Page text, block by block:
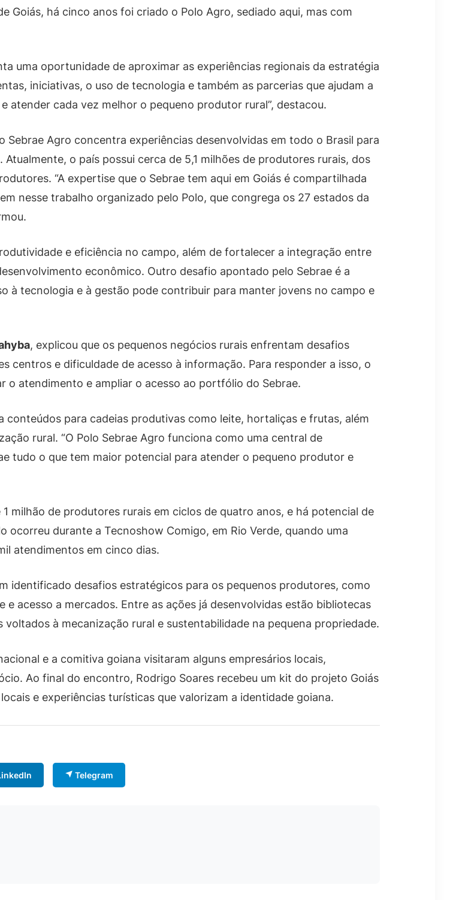
Goiás, há cinco anos foi criado o Polo Agro, sediado aqui, mas com
uma oportunidade de aproximar as experiências regionais da estratégia
iniciativas, o uso de tecnologia e também as parcerias que ajudam a
atender cada vez melhor o pequeno produtor rural”, destacou.
Sebrae Agro concentra experiências desenvolvidas em todo o Brasil para
o país possui cerca de 5,1 milhões de produtores rurais, dos
“A expertise que o Sebrae tem aqui em Goiás é compartilhada
nesse trabalho organizado pelo Polo, que congrega os 27 estados da
e eficiência no campo, além de fortalecer a integração entre
econômico. Outro desafio apontado pelo Sebrae é a
à tecnologia e à gestão pode contribuir para manter jovens no campo e
, explicou que os pequenos negócios rurais enfrentam desafios
centros e dificuldade de acesso à informação. Para responder a isso, o
o atendimento e ampliar o acesso ao portfólio do Sebrae.
para cadeias produtivas como leite, hortaliças e frutas, além
rural. “O Polo Sebrae Agro funciona como uma central de
tudo o que tem maior potencial para atender o pequeno produtor e
milhão de produtores rurais em ciclos de quatro anos, e há potencial de
ocorreu durante a Tecnoshow Comigo, em Rio Verde, quando uma
atendimentos em cinco dias.
identificado desafios estratégicos para os pequenos produtores, como
acesso a mercados. Entre as ações já desenvolvidas estão bibliotecas
à mecanização rural e sustentabilidade na pequena propriedade.
e a comitiva goiana visitaram alguns empresários locais,
Ao final do encontro, Rodrigo Soares recebeu um kit do projeto Goiás
e experiências turísticas que valorizam a identidade goiana.
Telegram